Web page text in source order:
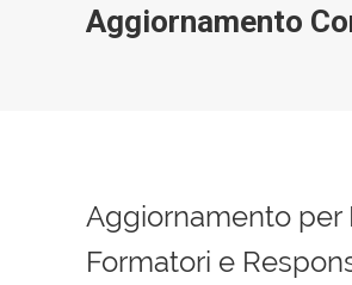
Aggiornamento
Aggiornamento per
Formatori e